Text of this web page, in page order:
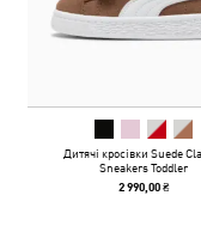
Дитячі кросівки Suede
Sneakers Toddler
2 990,00 ₴